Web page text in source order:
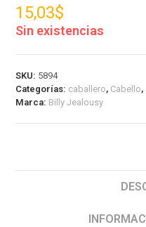
15,03$
Sin existencias
SKU: 5894
Categorías: caballero, Cabello,
Marca: Billy Jealousy